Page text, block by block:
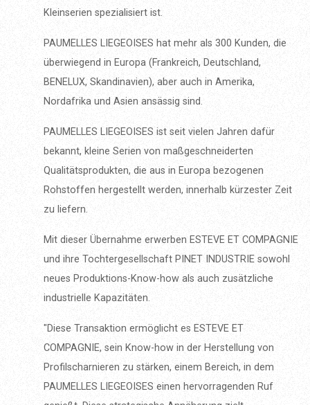
Kleinserien spezialisiert ist.
PAUMELLES LIEGEOISES hat mehr als 300 Kunden, die
überwiegend in Europa (Frankreich, Deutschland,
BENELUX, Skandinavien), aber auch in Amerika,
Nordafrika und Asien ansässig sind.
PAUMELLES LIEGEOISES ist seit vielen Jahren dafür
bekannt, kleine Serien von maßgeschneiderten
Qualitätsprodukten, die aus in Europa bezogenen
Rohstoffen hergestellt werden, innerhalb kürzester Zeit
zu liefern.
Mit dieser Übernahme erwerben ESTEVE ET COMPAGNIE
und ihre Tochtergesellschaft PINET INDUSTRIE sowohl
neues Produktions-Know-how als auch zusätzliche
industrielle Kapazitäten.
"Diese Transaktion ermöglicht es ESTEVE ET
COMPAGNIE, sein Know-how in der Herstellung von
Profilscharnieren zu stärken, einem Bereich, in dem
PAUMELLES LIEGEOISES einen hervorragenden Ruf